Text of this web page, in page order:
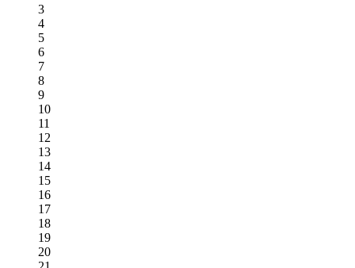
3
4
5
6
7
8
9
10
11
12
13
14
15
16
17
18
19
20